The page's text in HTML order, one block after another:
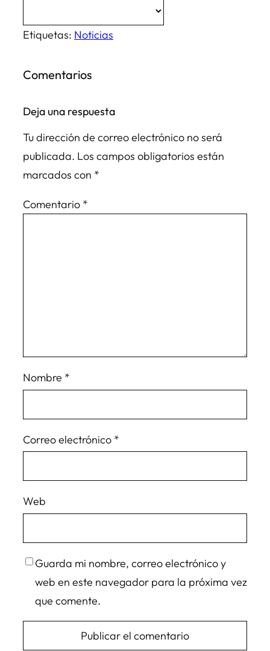
Etiquetas: Noticias
Comentarios
Deja una respuesta
Tu dirección de correo electrónico no será
publicada. Los campos obligatorios están
marcados con *
Comentario *
Nombre *
Correo electrónico *
Web
Guarda mi nombre, correo electrónico y
web en este navegador para la próxima vez
que comente.